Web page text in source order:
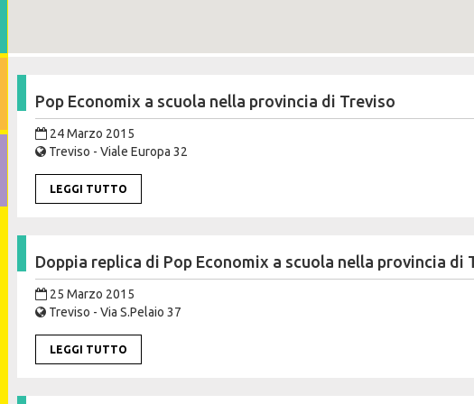
Pop Economix a scuola nella provincia di Treviso
24 Marzo 2015
Treviso - Viale Europa 32
LEGGI TUTTO
Doppia replica di Pop Economix a scuola nella provincia di
25 Marzo 2015
Treviso - Via S.Pelaio 37
LEGGI TUTTO